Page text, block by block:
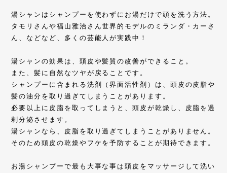
湯シャンはシャンプーを使わずにお湯だけで頭を洗う方法。
タモリさんや福山雅治さん世界的モデルのミランダ・カーさ
ん、などなど、多くの芸能人が実践中！
湯シャンの効果は、頭皮や髪質の改善ができること。
また、髪に自然なツヤが戻ることです。
シャンプーに含まれる洗剤（界面活性剤）は、頭皮の皮脂や
髪の油分を取り過ぎてしまうことがあります。
必要以上に皮脂を取ってしまうと、頭皮が乾燥し、皮脂を過
剰分泌させます。
湯シャンなら、皮脂を取り過ぎてしまうことがありません。
そのため頭皮の乾燥やフケを予防することが期待できます。
お湯シャンプーで最も大事な事は頭皮をマッサージして洗い